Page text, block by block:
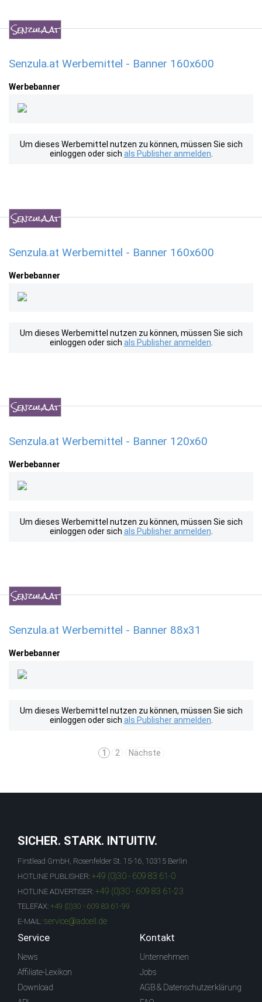
Senzula.at Werbemittel - Banner 160x600
Werbebanner
Um dieses Werbemittel nutzen zu können, müssen Sie sich
einloggen oder sich als Publisher anmelden
Senzula.at Werbemittel - Banner 160x600
Werbebanner
Um dieses Werbemittel nutzen zu können, müssen Sie sich
einloggen oder sich als Publisher anmelden
Senzula.at Werbemittel - Banner 120x60
Werbebanner
Um dieses Werbemittel nutzen zu können, müssen Sie sich
einloggen oder sich als Publisher anmelden
Senzula.at Werbemittel - Banner 88x31
Werbebanner
Um dieses Werbemittel nutzen zu können, müssen Sie sich
einloggen oder sich als Publisher anmelden
1 2 Nächste
SICHER. STARK. INTUITIV.
Firstlead GmbH, Rosenfelder St. 15-16, 10315 Berlin
HOTLINE PUBLISHER: +49 (0)30 - 609 83 61-0
HOTLINE ADVERTISER: +49 (0)30 - 609 83 61-23
TELEFAX: +49 (0)30 - 609 83 61-99
E-MAIL: service@adcell.de
Service
News
Affiliate-Lexikon
Download
Kontakt
Unternehmen
Jobs
AGB & Datenschutzerklärung